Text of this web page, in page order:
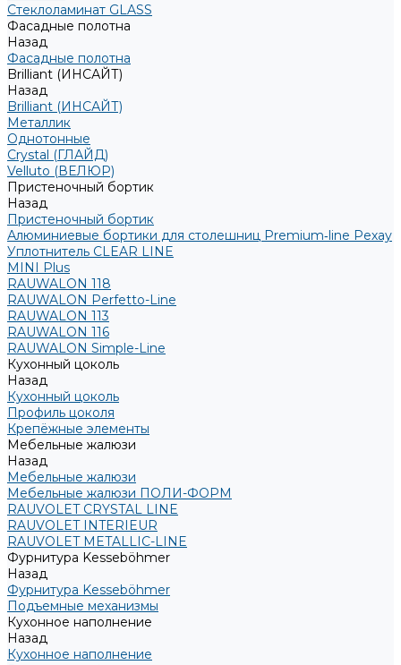
Стеклоламинат GLASS
Фасадные полотна
Назад
Фасадные полотна
Brilliant (ИНСАЙТ)
Назад
Brilliant (ИНСАЙТ)
Металлик
Однотонные
Crystal (ГЛАЙД)
Velluto (ВЕЛЮР)
Пристеночный бортик
Назад
Пристеночный бортик
Алюминиевые бортики для столешниц Premium‑line Рехау
Уплотнитель CLEAR LINE
MINI Plus
RAUWALON 118
RAUWALON Perfetto-Line
RAUWALON 113
RAUWALON 116
RAUWALON Simple-Line
Кухонный цоколь
Назад
Кухонный цоколь
Профиль цоколя
Крепёжные элементы
Мебельные жалюзи
Назад
Мебельные жалюзи
Мебельные жалюзи ПОЛИ-ФОРМ
RAUVOLET CRYSTAL LINE
RAUVOLET INTERIEUR
RAUVOLET METALLIC-LINE
Фурнитура Kesseböhmer
Назад
Фурнитура Kesseböhmer
Подъемные механизмы
Кухонное наполнение
Назад
Кухонное наполнение